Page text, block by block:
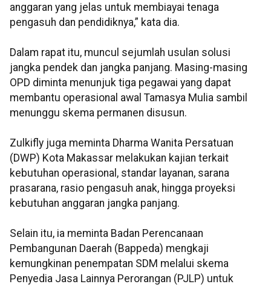
anggaran yang jelas untuk membiayai tenaga
pengasuh dan pendidiknya,” kata dia.
Dalam rapat itu, muncul sejumlah usulan solusi
jangka pendek dan jangka panjang. Masing-masing
OPD diminta menunjuk tiga pegawai yang dapat
membantu operasional awal Tamasya Mulia sambil
menunggu skema permanen disusun.
Zulkifly juga meminta Dharma Wanita Persatuan
(DWP) Kota Makassar melakukan kajian terkait
kebutuhan operasional, standar layanan, sarana
prasarana, rasio pengasuh anak, hingga proyeksi
kebutuhan anggaran jangka panjang.
Selain itu, ia meminta Badan Perencanaan
Pembangunan Daerah (Bappeda) mengkaji
kemungkinan penempatan SDM melalui skema
Penyedia Jasa Lainnya Perorangan (PJLP) untuk